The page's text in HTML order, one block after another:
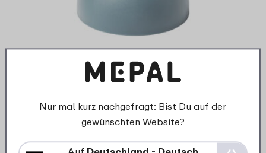
Verschlusskappe
strohhalmbecher Mepal Mio -
Sailors Bay
Nur mal kurz nachgefragt: Bist Du auf der
gewünschten Website?